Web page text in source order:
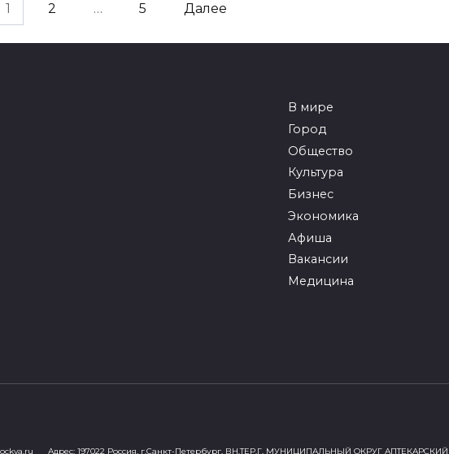
1 2 … 5 Далее
В мире
Город
Общество
Культура
Бизнес
Экономика
Афиша
Вакансии
Медицина
Адрес: 197022 Россия, г.Санкт-Петербург, ВН.ТЕР.Г. МУНИЦИПАЛЬНЫЙ ОКРУГ